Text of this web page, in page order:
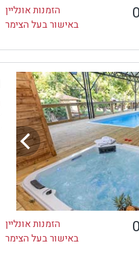
הזמנות אונליין
באישור בעל הצימר
הזמנות אונליין
באישור בעל הצימר